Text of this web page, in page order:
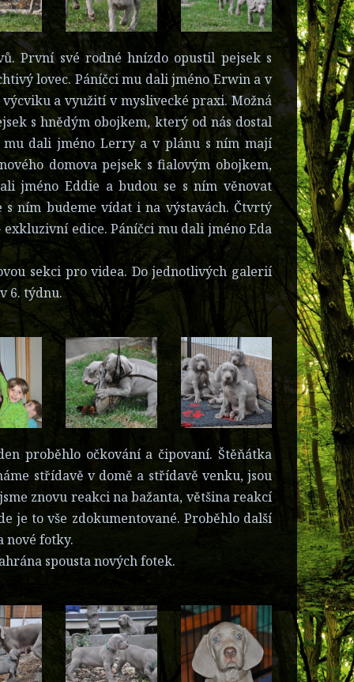
První své rodné hnízdo opustil pejsek s
lovec. Páníčci mu dali jméno Erwin a v
a využití v myslivecké praxi. Možná
s hnědým obojkem, který od nás dostal
mu dali jméno Lerry a v plánu s ním mají
domova pejsek s fialovým obojkem,
jméno Eddie a budou se s ním věnovat
ním budeme vídat i na výstavách. Čtvrtý
edice. Páníčci mu dali jméno Eda
sekci pro videa. Do jednotlivých galerií
6. týdnu.
proběhlo očkování a čipovaní. Štěňátka
střídavě v domě a střídavě venku, jsou
znovu reakci na bažanta, většina reakcí
je to vše zdokumentované. Proběhlo další
nové fotky.
spousta nových fotek.